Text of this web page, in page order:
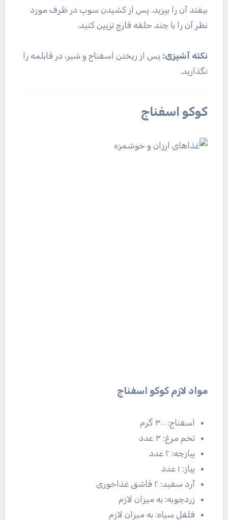
بیفتد آن را بپزید. پس از کشیدن سوپ در ظرف مورد
نظر آن را با چند حلقه قارچ تزیین کنید.
نکته آشپزی: پس از ریختن اسفناج و شیر، در قابلمه را
نگذارید.
کوکو اسفناج
مواد لازم کوکو اسفناج
اسفناج: ۳۰۰ گرم
تخم مرغ: ۳ عدد
پیازچه: ۲ عدد
پیاز: ۱ عدد
آرد سفید: ۲ قاشق غذاخوری
زردچوبه: به میزان لازم
فلفل سیاه: به میزان لازم